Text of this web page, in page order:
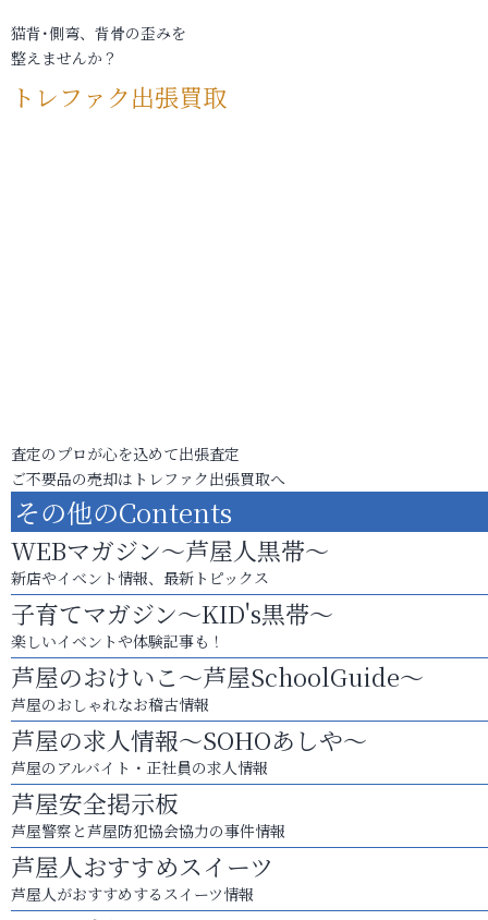
猫背･側弯、背骨の歪みを
整えませんか？
トレファク出張買取
査定のプロが心を込めて出張査定
ご不要品の売却はトレファク出張買取へ
その他のContents
WEBマガジン～芦屋人黒帯～
新店やイベント情報、最新トピックス
子育てマガジン～KID's黒帯～
楽しいイベントや体験記事も！
芦屋のおけいこ～芦屋SchoolGuide～
芦屋のおしゃれなお稽古情報
芦屋の求人情報～SOHOあしや～
芦屋のアルバイト・正社員の求人情報
芦屋安全掲示板
芦屋警察と芦屋防犯協会協力の事件情報
芦屋人おすすめスイーツ
芦屋人がおすすめするスイーツ情報